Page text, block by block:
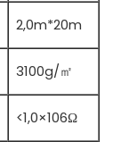
2,0m*20m
3100g/㎡
<1,0×106Ω